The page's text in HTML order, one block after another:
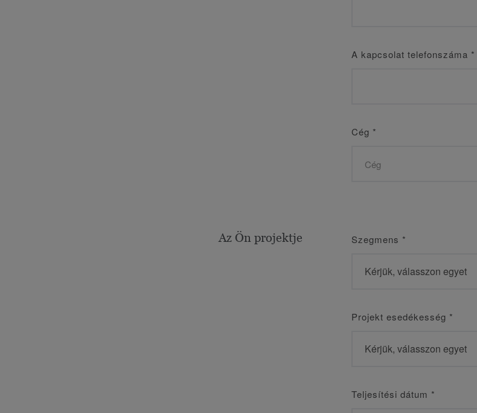
A kapcsolat telefonszáma *
Cég *
Az Ön projektje Szegmens *
Projekt esedékesség *
Teljesítési dátum *